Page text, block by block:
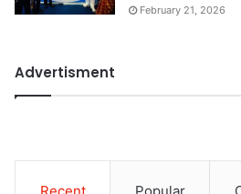
February 21, 2026
Advertisment